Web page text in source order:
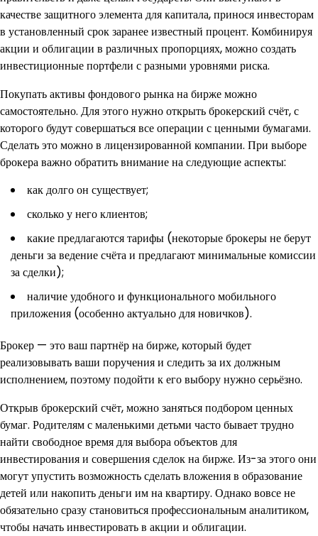
качестве защитного элемента для капитала, принося инвесторам
в установленный срок заранее известный процент. Комбинируя
акции и облигации в различных пропорциях, можно создать
инвестиционные портфели с разными уровнями риска.
Покупать активы фондового рынка на бирже можно
самостоятельно. Для этого нужно открыть брокерский счёт, с
которого будут совершаться все операции с ценными бумагами.
Сделать это можно в лицензированной компании. При выборе
брокера важно обратить внимание на следующие аспекты:
как долго он существует;
сколько у него клиентов;
какие предлагаются тарифы (некоторые брокеры не берут
деньги за ведение счёта и предлагают минимальные комиссии
за сделки);
наличие удобного и функционального мобильного
приложения (особенно актуально для новичков).
Брокер — это ваш партнёр на бирже, который будет
реализовывать ваши поручения и следить за их должным
исполнением, поэтому подойти к его выбору нужно серьёзно.
Открыв брокерский счёт, можно заняться подбором ценных
бумаг. Родителям с маленькими детьми часто бывает трудно
найти свободное время для выбора объектов для
инвестирования и совершения сделок на бирже. Из-за этого они
могут упустить возможность сделать вложения в образование
детей или накопить деньги им на квартиру. Однако вовсе не
обязательно сразу становиться профессиональным аналитиком,
чтобы начать инвестировать в акции и облигации.